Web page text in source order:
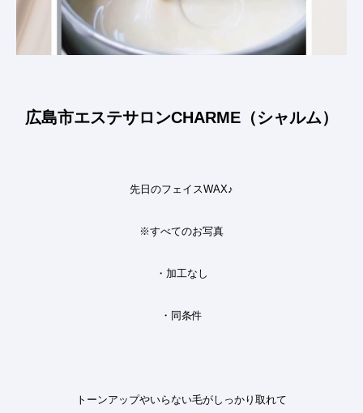
広島市エステサロンCHARME（シャルム）
先日のフェイスWAX♪
※すべてのお写真
・加工なし
・同条件
トーンアップやいらない毛がしっかり取れて